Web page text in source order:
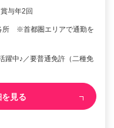
与年2回
所 ※首都圏エリアで通勤を
躍中♪／要普通免許（二種免
見る